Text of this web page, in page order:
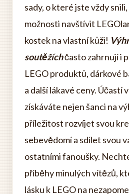
sady, o které jste vždy
možnosti navštívit
kostek na vlastní kůži!
soutěžíchčasto zahrnují i
LEGO produktů, dárkové
a další lákavé ceny. Účastí
získáváte nejen šanci na
příležitost rozvíjet svou
sebevědomí a sdílet svou
ostatními fanoušky.
příběhy minulých vítězů,
lásku k LEGO na